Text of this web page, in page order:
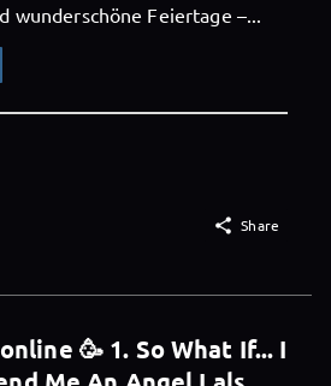
wunderschöne Feiertage –...
 Share
🥳 1. So What If... I